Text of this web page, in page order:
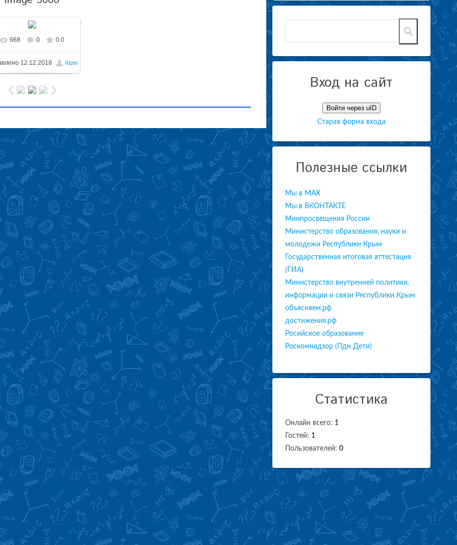
668 0 0.0
12.12.2018 litzei
Вход на сайт
Войти через uID
Старая форма входа
Полезные ссылки
Мы в МАХ
Мы в ВКОНТАКТЕ
Минпросвещения России
Министерство образования, науки и
молодежи Республики Крым
Государственная итоговая аттестация
(ГИА)
Министерство внутренней политики,
информации и связи Республики Крым
объясняем.рф
достижения.рф
Росийское образование
Роскомнадзор (Пдн Дети)
Статистика
Онлайн всего: 1
Гостей: 1
Пользователей: 0